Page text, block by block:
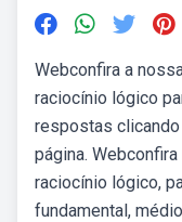
Webconfira a
raciocínio lógico
respostas
página.
raciocínio lógico,
fundamental,